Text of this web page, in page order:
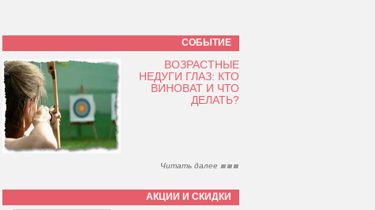
СОБЫТИЕ
ВОЗРАСТНЫЕ
НЕДУГИ ГЛАЗ: КТО
ВИНОВАТ И ЧТО
ДЕЛАТЬ?
Читать далее
АКЦИИ И СКИДКИ